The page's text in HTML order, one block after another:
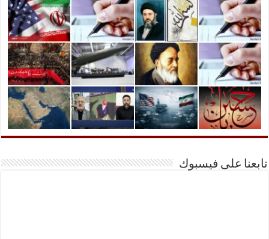
تابعنا على فيسبوك